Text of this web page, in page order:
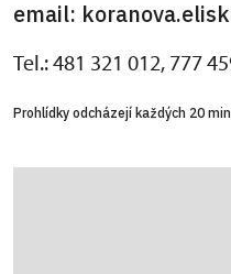
email:
Tel.: 481 321 012, 777
Prohlídky odcházejí každých 20